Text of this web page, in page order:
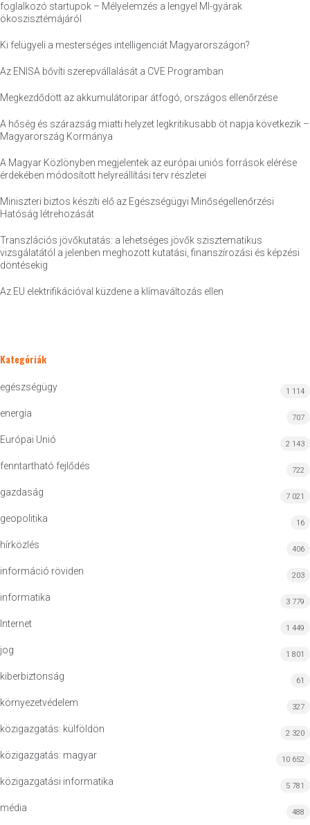
foglalkozó startupok – Mélyelemzés a lengyel MI-gyárak
ökoszisztémájáról
Ki felügyeli a mesterséges intelligenciát Magyarországon?
Az ENISA bővíti szerepvállalását a CVE Programban
Megkezdődött az akkumulátoripar átfogó, országos ellenőrzése
A hőség és szárazság miatti helyzet legkritikusabb öt napja következik –
Magyarország Kormánya
A Magyar Közlönyben megjelentek az európai uniós források elérése
érdekében módosított helyreállítási terv részletei
Miniszteri biztos készíti elő az Egészségügyi Minőségellenőrzési
Hatóság létrehozását
Transzlációs jövőkutatás: a lehetséges jövők szisztematikus
vizsgálatától a jelenben meghozott kutatási, finanszírozási és képzési
döntésekig
Az EU elektrifikációval küzdene a klímaváltozás ellen
Kategóriák
egészségügy 1 114
energia 707
Európai Unió 2 143
fenntartható fejlődés 722
gazdaság 7 021
geopolitika 16
hírközlés 406
információ röviden 203
informatika 3 779
Internet 1 449
jog 1 801
kiberbiztonság 61
környezetvédelem 327
közigazgatás: külföldön 2 320
közigazgatás: magyar 10 652
közigazgatási informatika 5 781
média 488